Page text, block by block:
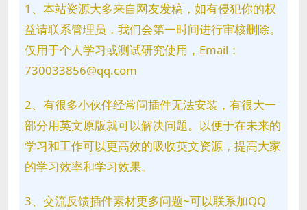
1、本站资源大多来自网友发稿，如有侵犯你的权
益请联系管理员，我们会第一时间进行审核删除。
仅用于个人学习或测试研究使用，Email：
730033856@qq.com
2、有很多小伙伴经常问插件无法安装，有很大一
部分用英文原版就可以解决问题。以便于在未来的
学习和工作可以更高效的吸收英文资源，提高大家
的学习效率和学习效果。
3、交流反馈插件素材更多问题~可以联系加QQ